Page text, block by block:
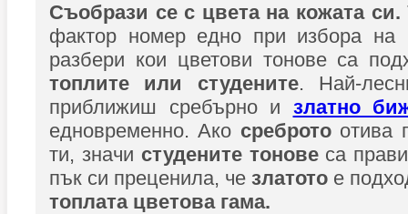
Съобрази се с цвета на кожата си.
фактор номер едно при избора на
разбери кои цветови тонове са
топлите или студените. Най-
приближиш сребърно и златно
едновременно. Ако среброто отива
ти, значи студените тоновеса
пък си преценила, че златото е
топлата цветова гама.